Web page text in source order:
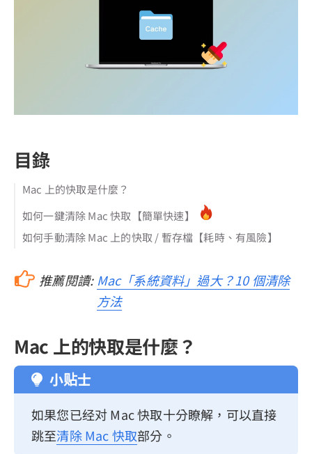
目錄
Mac 上的快取是什麼？
如何一鍵清除 Mac 快取【簡單快速】
如何手動清除 Mac 上的快取 / 暫存檔【耗時、有風險】
推薦閱讀: Mac「系統資料」過大？10 個清除
方法
Mac 上的快取是什麼？
小贴士
如果您已经对 Mac 快取十分瞭解，可以直接
跳至清除 Mac 快取部分。